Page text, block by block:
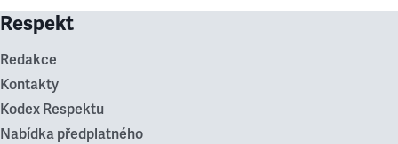
Respekt
Redakce
Kontakty
Kodex Respektu
Nabídka předplatného